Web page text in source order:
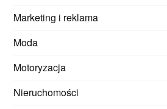
Marketing i reklama
Moda
Motoryzacja
Nieruchomości